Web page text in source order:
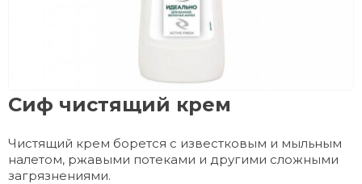
Сиф чистящий крем
Чистящий крем борется с известковым и мыльным
налетом, ржавыми потеками и другими сложными
загрязнениями.